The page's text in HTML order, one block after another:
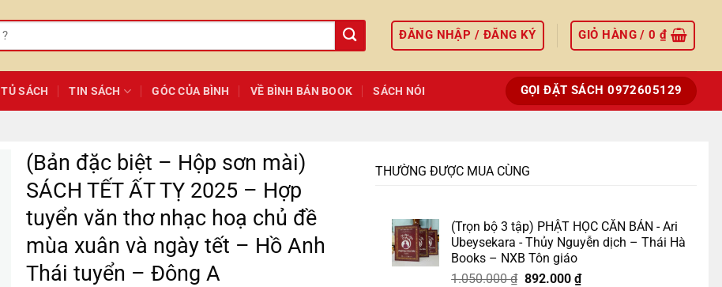
ĐĂNG NHẬP / ĐĂNG KÝ GIỎ HÀNG /0₫
TỦ SÁCH TIN SÁCH GÓC CỦA BÌNH VỀ BÌNH BÁN BOOK SÁCH NÓI GỌI ĐẶT SÁCH 0972605129
(Bản đặc biệt – Hộp sơn mài)
SÁCH TẾT ẤT TỴ 2025 – Hợp
tuyển văn thơ nhạc hoạ chủ đề
mùa xuân và ngày tết – Hồ Anh
Thái tuyển – Đông A
THƯỜNG ĐƯỢC MUA CÙNG
(Trọn bộ 3 tập) PHẬT HỌC CĂN BẢN - Ari
Ubeysekara - Thủy Nguyễn dịch – Thái Hà
Books – NXB Tôn giáo
1.050.000₫ Giá
892.000 ₫Giá